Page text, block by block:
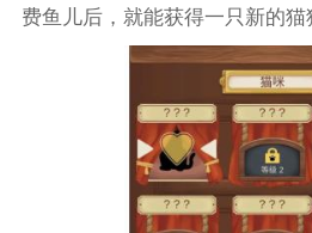
费鱼儿后，就能获得一只新的猫